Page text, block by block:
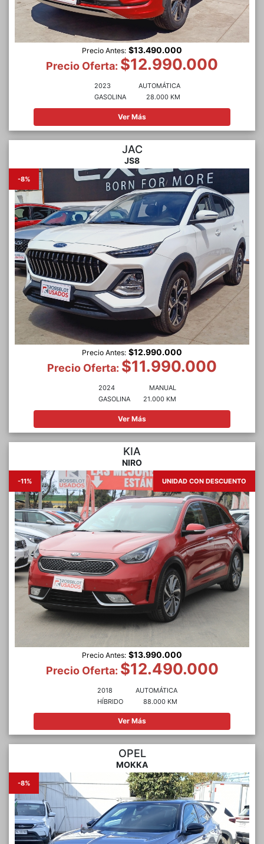
Precio Antes: $13.490.000
Precio Oferta: $12.990.000
2023
GASOLINA
AUTOMÁTICA
28.000 KM
Ver Más
JAC
JS8
-8%
Precio Antes: $12.990.000
Precio Oferta: $11.990.000
2024
GASOLINA
MANUAL
21.000 KM
Ver Más
KIA
NIRO
-11% UNIDAD CON DESCUENTO
Precio Antes: $13.990.000
Precio Oferta: $12.490.000
2018
HÍBRIDO
AUTOMÁTICA
88.000 KM
Ver Más
OPEL
MOKKA
-8%